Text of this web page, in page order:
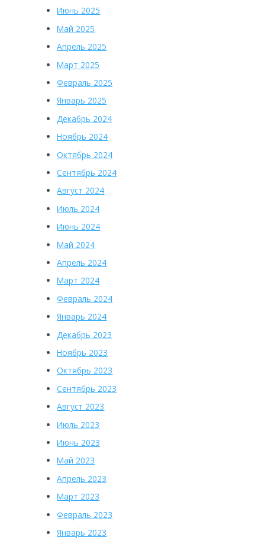
Июнь 2025
Май 2025
Апрель 2025
Март 2025
Февраль 2025
Январь 2025
Декабрь 2024
Ноябрь 2024
Октябрь 2024
Сентябрь 2024
Август 2024
Июль 2024
Июнь 2024
Май 2024
Апрель 2024
Март 2024
Февраль 2024
Январь 2024
Декабрь 2023
Ноябрь 2023
Октябрь 2023
Сентябрь 2023
Август 2023
Июль 2023
Июнь 2023
Май 2023
Апрель 2023
Март 2023
Февраль 2023
Январь 2023